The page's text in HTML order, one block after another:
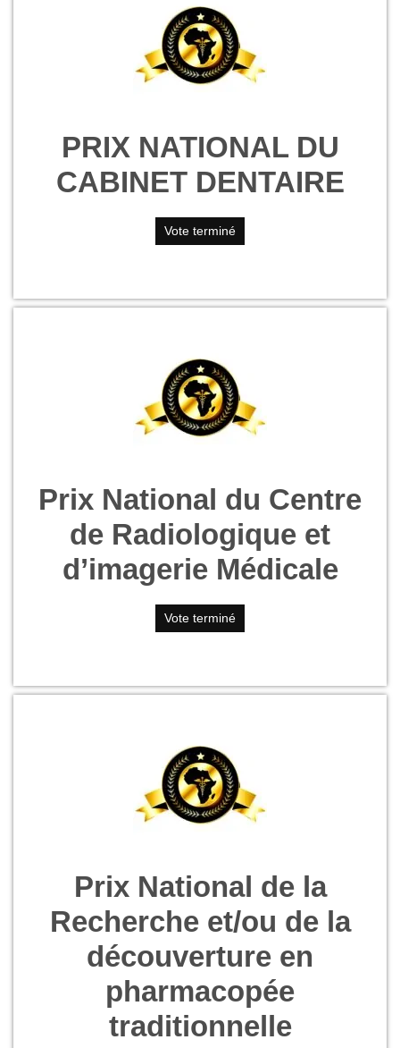
PRIX NATIONAL DU
CABINET DENTAIRE
Vote terminé
Prix National du Centre
de Radiologique et
d’imagerie Médicale
Vote terminé
Prix National de la
Recherche et/ou de la
découverture en
pharmacopée
traditionnelle